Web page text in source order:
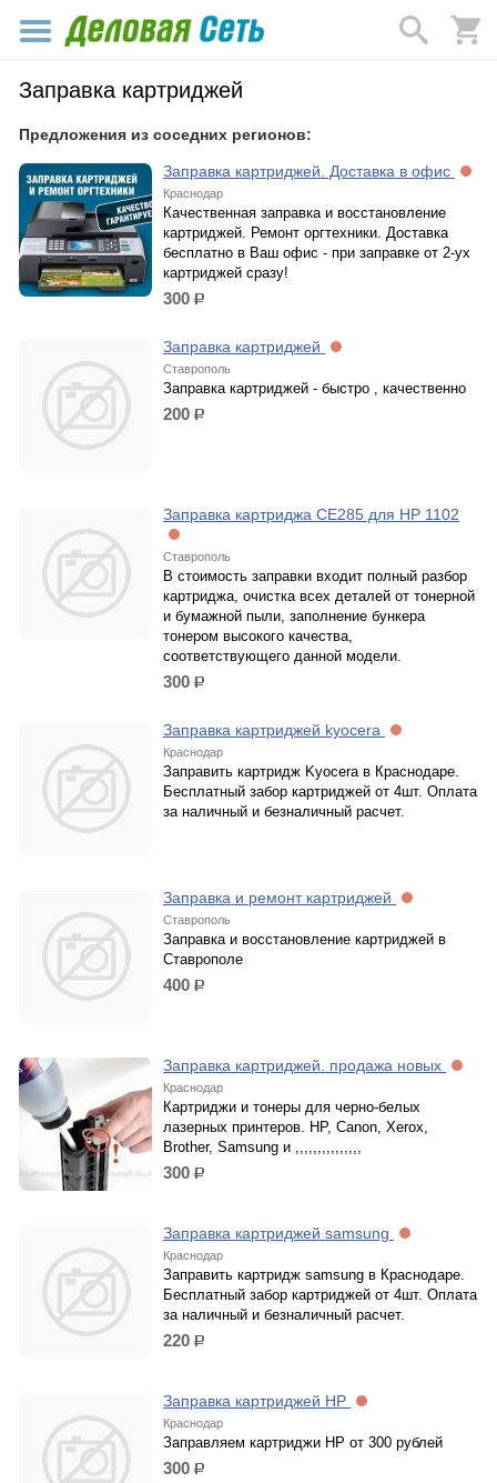
Заправка картриджей
Предложения из соседних регионов:
Заправка картриджей. Доставка в офис
Краснодар
Качественная заправка и восстановление
картриджей. Ремонт оргтехники. Доставка
бесплатно в Ваш офис - при заправке от 2-ух
картриджей сразу!
300 р.
Заправка картриджей
Ставрополь
Заправка картриджей - быстро , качественно
200 р.
Заправка картриджа СЕ285 для НР 1102
Ставрополь
В стоимость заправки входит полный разбор
картриджа, очистка всех деталей от тонерной
и бумажной пыли, заполнение бункера
тонером высокого качества,
соответствующего данной модели.
300 р.
Заправка картриджей kyocera
Краснодар
Заправить картридж Kyocera в Краснодаре.
Бесплатный забор картриджей от 4шт. Оплата
за наличный и безналичный расчет.
Заправка и ремонт картриджей
Ставрополь
Заправка и восстановление картриджей в
Ставрополе
400 р.
Заправка картриджей. продажа новых
Краснодар
Картриджи и тонеры для черно-белых
лазерных принтеров. HP, Canon, Xerox,
Brother, Samsung и ,,,,,,,,,,,,,,,
300 р.
Заправка картриджей samsung
Краснодар
Заправить картридж samsung в Краснодаре.
Бесплатный забор картриджей от 4шт. Оплата
за наличный и безналичный расчет.
220 р.
Заправка картриджей HP
Краснодар
Заправляем картриджи HP от 300 рублей
300 р.